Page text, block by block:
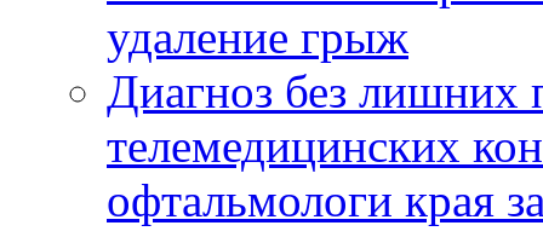
удаление грыж
Диагноз без лишних
телемедицинских
офтальмологи края